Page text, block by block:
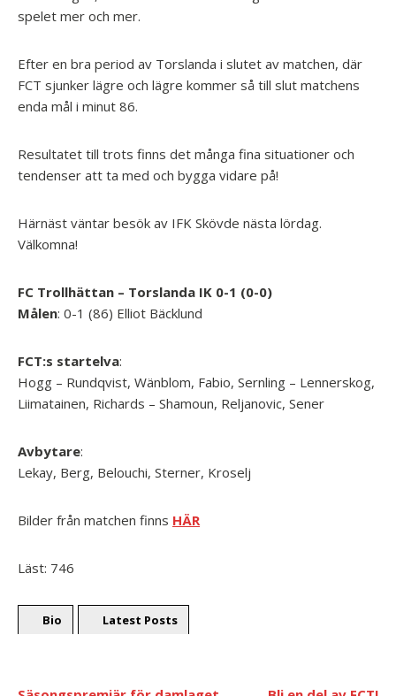
spelet mer och mer.
Efter en bra period av Torslanda i slutet av matchen, där
FCT sjunker lägre och lägre kommer så till slut matchens
enda mål i minut 86.
Resultatet till trots finns det många fina situationer och
tendenser att ta med och bygga vidare på!
Härnäst väntar besök av IFK Skövde nästa lördag.
Välkomna!
FC Trollhättan – Torslanda IK 0-1 (0-0)
Målen: 0-1 (86) Elliot Bäcklund
FCT:s startelva:
Hogg – Rundqvist, Wänblom, Fabio, Sernling – Lennerskog,
Liimatainen, Richards – Shamoun, Reljanovic, Sener
Avbytare:
Lekay, Berg, Belouchi, Sterner, Kroselj
Bilder från matchen finns HÄR
Läst: 746
Bio Latest Posts